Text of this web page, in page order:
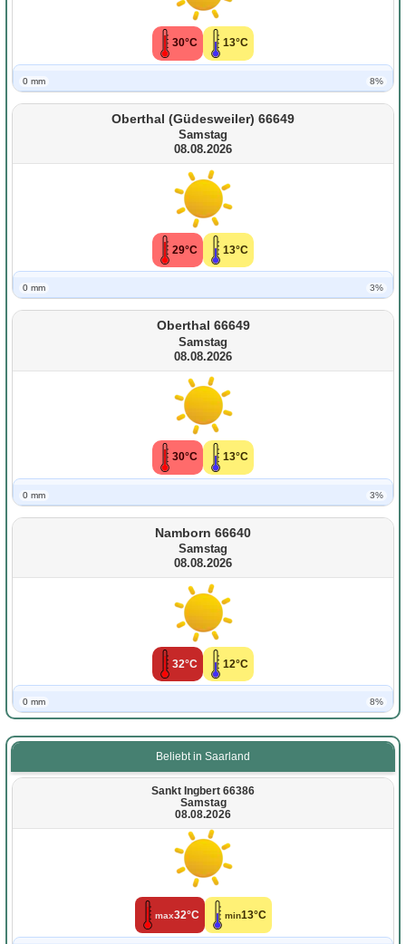
30°C 13°C
0 mm 8%
Oberthal (Güdesweiler) 66649
Samstag
08.08.2026
29°C 13°C
0 mm 3%
Oberthal 66649
Samstag
08.08.2026
30°C 13°C
0 mm 3%
Namborn 66640
Samstag
08.08.2026
32°C 12°C
0 mm 8%
Beliebt in Saarland
Sankt Ingbert 66386
Samstag
08.08.2026
max32°C min13°C